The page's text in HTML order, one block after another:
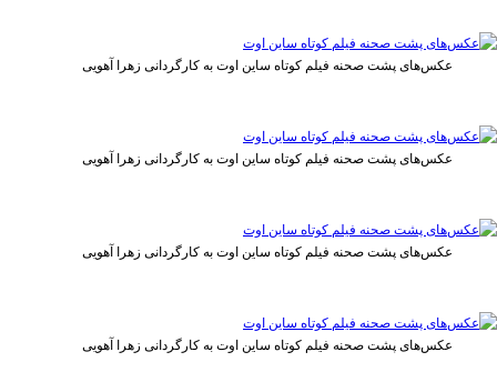
عکس‌های پشت صحنه فیلم کوتاه ساین اوت به کارگردانی زهرا آهویی
عکس‌های پشت صحنه فیلم کوتاه ساین اوت به کارگردانی زهرا آهویی
عکس‌های پشت صحنه فیلم کوتاه ساین اوت به کارگردانی زهرا آهویی
عکس‌های پشت صحنه فیلم کوتاه ساین اوت به کارگردانی زهرا آهویی